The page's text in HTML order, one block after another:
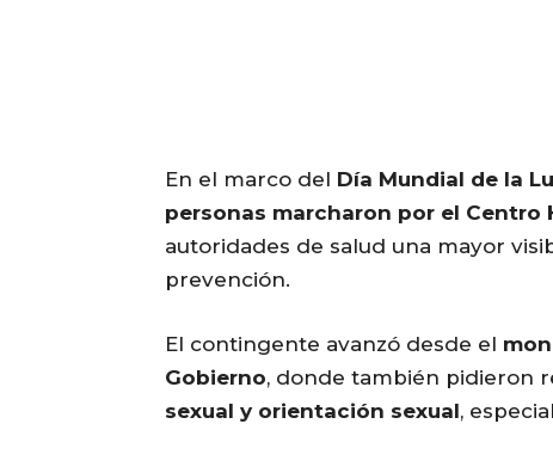
En el marco del Día Mundial de la
personas marcharon por el Centro
autoridades de salud una mayor
prevención.
El contingente avanzó desde el
Gobierno, donde también pidieron
sexual y orientación sexual,